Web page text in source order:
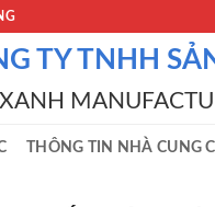
TY TNHH
THÔNG TIN NHÀ CUNG